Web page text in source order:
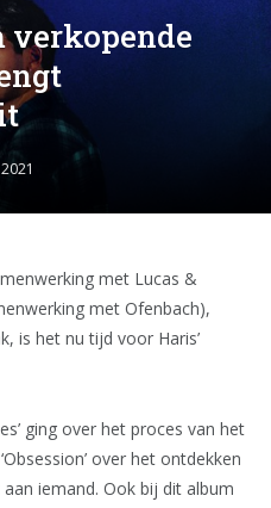
met Lucas &
met Ofenbach),
is het nu tijd voor Haris’
ging over het proces van het
over het ontdekken
iemand. Ook bij dit album